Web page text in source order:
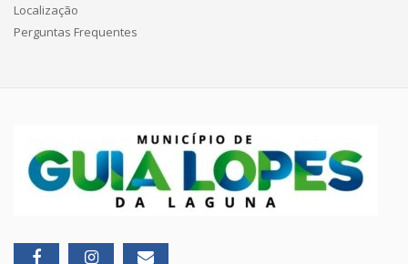
Localização
Perguntas Frequentes